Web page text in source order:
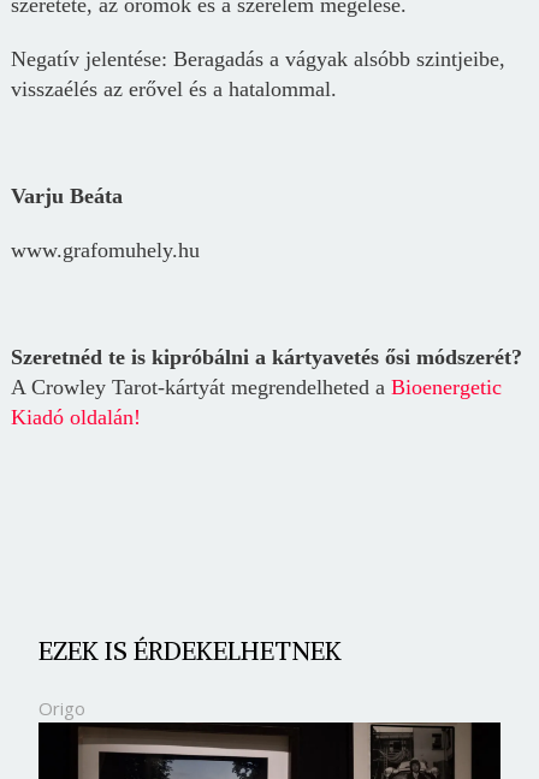
szeretete, az örömök és a szerelem megélése.
Negatív jelentése: Beragadás a vágyak alsóbb szintjeibe,
visszaélés az erővel és a hatalommal.
Varju Beáta
www.grafomuhely.hu
Szeretnéd te is kipróbálni a kártyavetés ősi módszerét?
A Crowley Tarot-kártyát megrendelheted aBioenergetic
Kiadó oldalán!
EZEK IS ÉRDEKELHETNEK
Origo